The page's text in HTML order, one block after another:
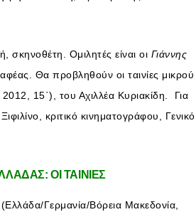
σκηνοθέτη. Ομιλητές είναι οι Γιάννης
Θα προβληθούν οι ταινίες μικρού
15΄), του Αχιλλέα Κυριακίδη. Για
κριτικό κινηματογράφου, Γενικό
ΟΙ ΤΑΙΝΙΕΣ
Γερμανία/Βόρεια Μακεδονία,